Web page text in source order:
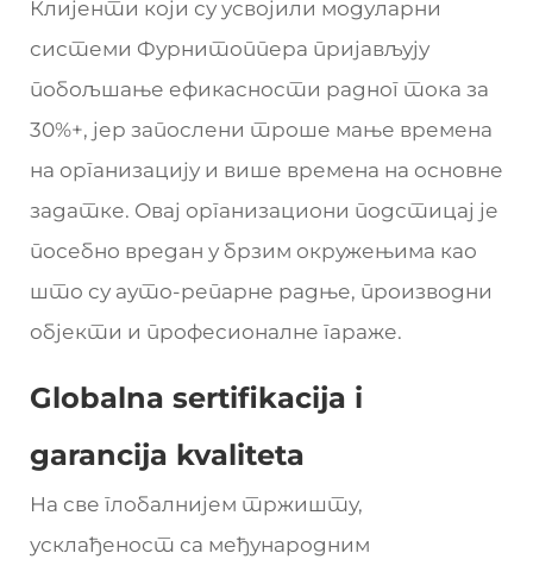
Клијенти који су усвојили модуларни
системи Фурнитоппера пријављују
побољшање ефикасности радног тока за
30%+, јер запослени троше мање времена
на организацију и више времена на основне
задатке. Овај организациони подстицај је
посебно вредан у брзим окружењима као
што су ауто-репарне радње, производни
објекти и професионалне гараже.
Globalna sertifikacija i
garancija kvaliteta
На све глобалнијем тржишту,
усклађеност са међународним